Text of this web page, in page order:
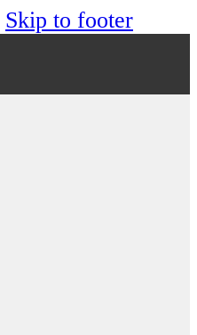
Skip to footer